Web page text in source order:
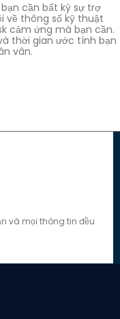
và mọi thông tin đều